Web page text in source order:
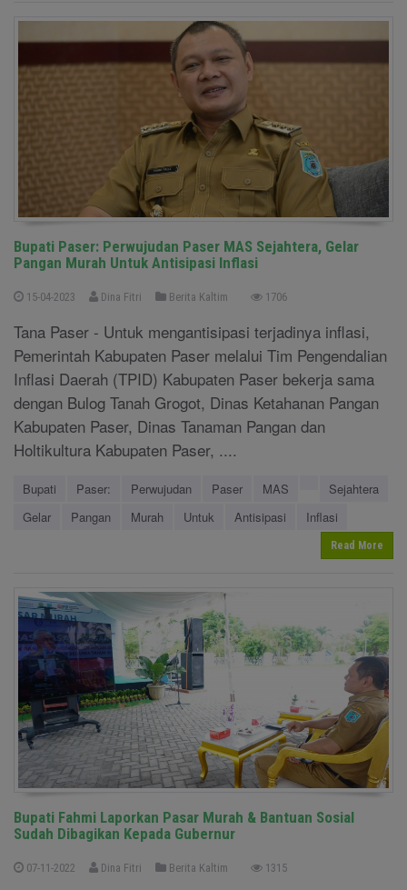
Bupati Paser: Perwujudan Paser MAS Sejahtera, Gelar
Pangan Murah Untuk Antisipasi Inflasi
15-04-2023 Dina Fitri Berita Kaltim 1706
Tana Paser - Untuk mengantisipasi terjadinya inflasi,
Pemerintah Kabupaten Paser melalui Tim Pengendalian
Inflasi Daerah (TPID) Kabupaten Paser bekerja sama
dengan Bulog Tanah Grogot, Dinas Ketahanan Pangan
Kabupaten Paser, Dinas Tanaman Pangan dan
Holtikultura Kabupaten Paser, ....
Bupati Paser: Perwujudan Paser MAS
Sejahtera
Gelar
Pangan Murah Untuk Antisipasi Inflasi
Read More
Bupati Fahmi Laporkan Pasar Murah & Bantuan Sosial
Sudah Dibagikan Kepada Gubernur
07-11-2022 Dina Fitri Berita Kaltim 1315